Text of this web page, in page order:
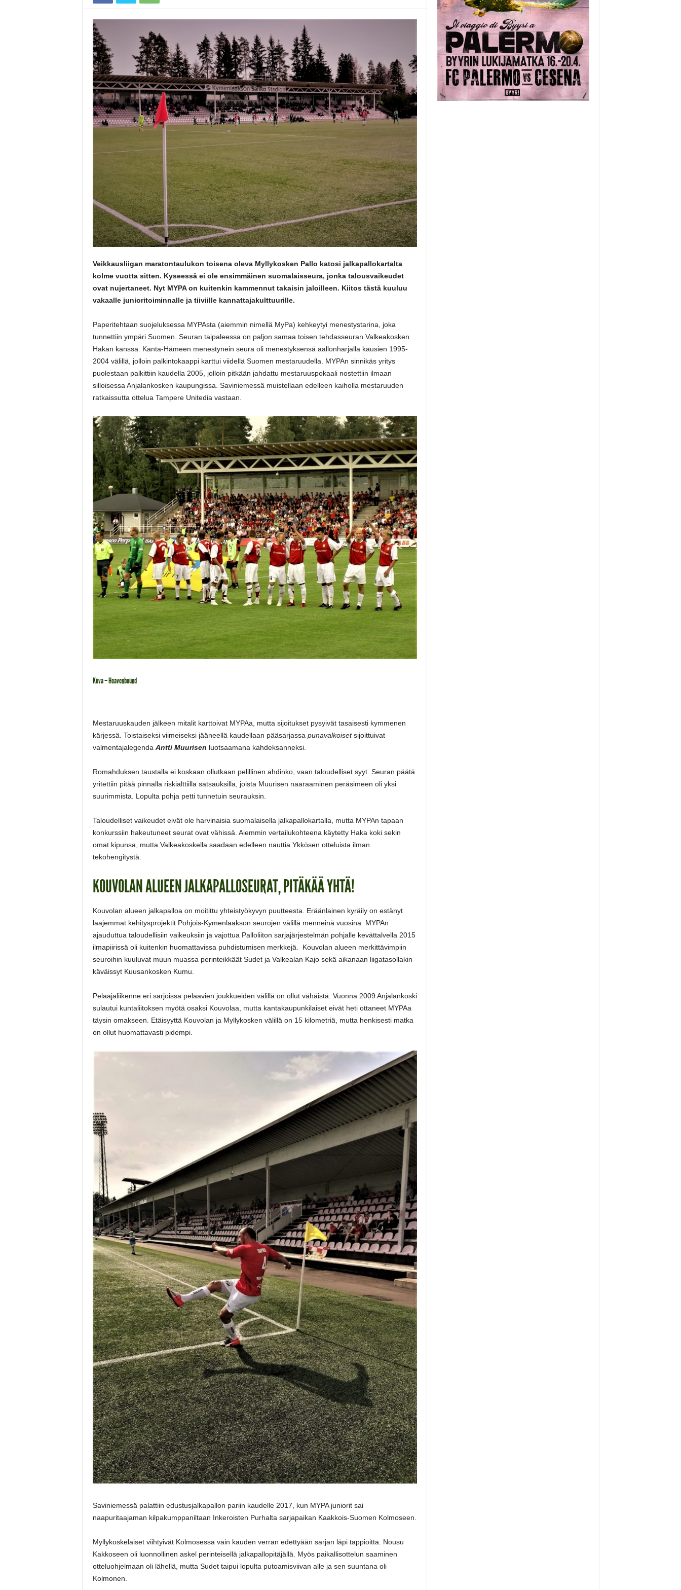
Veikkausliigan maratontaulukon toisena oleva Myllykosken Pallo katosi jalkapallokartalta
kolme vuotta sitten. Kyseessä ei ole ensimmäinen suomalaisseura, jonka talousvaikeudet
ovat nujertaneet. Nyt MYPA on kuitenkin kammennut takaisin jaloilleen. Kiitos tästä kuuluu
vakaalle junioritoiminnalle ja tiiviille kannattajakulttuurille.
Paperitehtaan suojeluksessa MYPAsta (aiemmin nimellä MyPa) kehkeytyi menestystarina, joka
tunnettiin ympäri Suomen. Seuran taipaleessa on paljon samaa toisen tehdasseuran Valkeakosken
Hakan kanssa. Kanta-Hämeen menestynein seura oli menestyksensä aallonharjalla kausien 1995-
2004 välillä, jolloin palkintokaappi karttui viidellä Suomen mestaruudella. MYPAn sinnikäs yritys
puolestaan palkittiin kaudella 2005, jolloin pitkään jahdattu mestaruuspokaali nostettiin ilmaan
silloisessa Anjalankosken kaupungissa. Saviniemessä muistellaan edelleen kaiholla mestaruuden
ratkaissutta ottelua Tampere Unitedia vastaan.
Kuva – Heavenbound
Mestaruuskauden jälkeen mitalit karttoivat MYPAa, mutta sijoitukset pysyivät tasaisesti kymmenen
kärjessä. Toistaiseksi viimeiseksi jääneellä kaudellaan pääsarjassa punavalkoisetsijoittuivat
valmentajalegenda Antti Muurisen luotsaamana kahdeksanneksi.
Romahduksen taustalla ei koskaan ollutkaan pelillinen ahdinko, vaan taloudelliset syyt. Seuran päätä
yritettiin pitää pinnalla riskialttiilla satsauksilla, joista Muurisen naaraaminen peräsimeen oli yksi
suurimmista. Lopulta pohja petti tunnetuin seurauksin.
Taloudelliset vaikeudet eivät ole harvinaisia suomalaisella jalkapallokartalla, mutta MYPAn tapaan
konkurssiin hakeutuneet seurat ovat vähissä. Aiemmin vertailukohteena käytetty Haka koki sekin
omat kipunsa, mutta Valkeakoskella saadaan edelleen nauttia Ykkösen otteluista ilman
tekohengitystä.
KOUVOLAN ALUEEN JALKAPALLOSEURAT, PITÄKÄÄ YHTÄ!
Kouvolan alueen jalkapalloa on moitittu yhteistyökyvyn puutteesta. Eräänlainen kyräily on estänyt
laajemmat kehitysprojektit Pohjois-Kymenlaakson seurojen välillä menneinä vuosina. MYPAn
ajauduttua taloudellisiin vaikeuksiin ja vajottua Palloliiton sarjajärjestelmän pohjalle kevättalvella 2015
ilmapiirissä oli kuitenkin huomattavissa puhdistumisen merkkejä. Kouvolan alueen merkittävimpiin
seuroihin kuuluvat muun muassa perinteikkäät Sudet ja Valkealan Kajo sekä aikanaan liigatasollakin
käväissyt Kuusankosken Kumu.
Pelaajaliikenne eri sarjoissa pelaavien joukkueiden välillä on ollut vähäistä. Vuonna 2009 Anjalankoski
sulautui kuntaliitoksen myötä osaksi Kouvolaa, mutta kantakaupunkilaiset eivät heti ottaneet MYPAa
täysin omakseen. Etäisyyttä Kouvolan ja Myllykosken välillä on 15 kilometriä, mutta henkisesti matka
on ollut huomattavasti pidempi.
Saviniemessä palattiin edustusjalkapallon pariin kaudelle 2017, kun MYPA juniorit sai
naapuritaajaman kilpakumppaniltaan Inkeroisten Purhalta sarjapaikan Kaakkois-Suomen Kolmoseen.
Myllykoskelaiset viihtyivät Kolmosessa vain kauden verran edettyään sarjan läpi tappioitta. Nousu
Kakkoseen oli luonnollinen askel perinteisellä jalkapallopitäjällä. Myös paikallisottelun saaminen
otteluohjelmaan oli lähellä, mutta Sudet taipui lopulta putoamisviivan alle ja sen suuntana oli
Kolmonen.